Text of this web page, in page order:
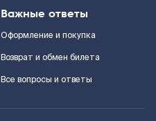
Важные ответы
Оформление и покупка
Возврат и обмен билета
Все вопросы и ответы